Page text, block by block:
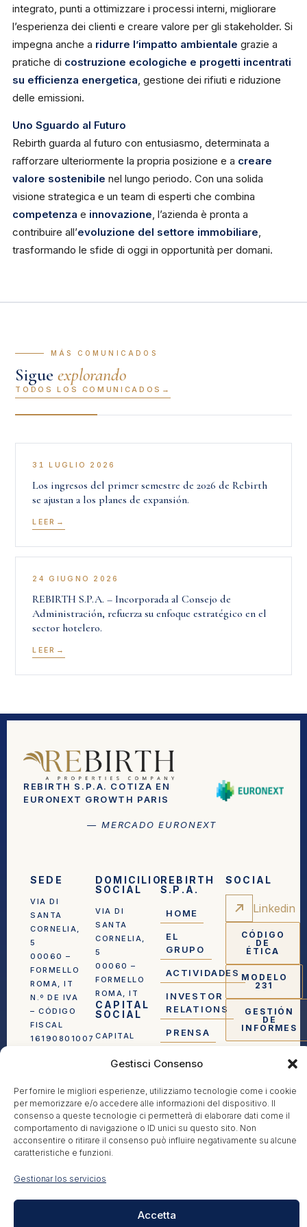
Gestisci Consenso
Per fornire le migliori esperienze, utilizziamo tecnologie come i cookie
per memorizzare e/o accedere alle informazioni del dispositivo. Il
consenso a queste tecnologie ci permetterà di elaborare dati come il
comportamento di navigazione o ID unici su questo sito. Non
acconsentire o ritirare il consenso può influire negativamente su alcune
caratteristiche e funzioni.
Gestionar los servicios
Accetta
integrato, punti a ottimizzare i processi interni, migliorare
l’esperienza dei clienti e creare valore per gli stakeholder. Si
impegna anche a ridurre l’impatto ambientale grazie a
pratiche di costruzione ecologiche e progetti incentrati
su efficienza energetica, gestione dei rifiuti e riduzione
delle emissioni.
Uno Sguardo al Futuro
Rebirth guarda al futuro con entusiasmo, determinata a
rafforzare ulteriormente la propria posizione e a creare
valore sostenibile nel lungo periodo. Con una solida
visione strategica e un team di esperti che combina
competenza e innovazione, l’azienda è pronta a
contribuire all’evoluzione del settore immobiliare,
trasformando le sfide di oggi in opportunità per domani.
— MÁS COMUNICADOS
Sigueexplorando
TODOS LOS COMUNICADOS
31 LUGLIO 2026
Los ingresos del primer semestre de 2026 de Rebirth
se ajustan a los planes de expansión.
LEER
24 GIUGNO 2026
REBIRTH S.P.A. – Incorporada al Consejo de
Administración, refuerza su enfoque estratégico en el
sector hotelero.
LEER
REBIRTH S.P.A. COTIZA EN
EURONEXT GROWTH PARIS
— MERCADO EURONEXT
SEDE
VIA DI
SANTA
CORNELIA,
5
00060 –
FORMELLO
ROMA, IT
N.º DE IVA
– CÓDIGO
FISCAL
16190801007
INSCRITA
EN EL
REGISTRO
MERCANTIL
DE ROMA
DOMICILIO
SOCIAL
VIA DI
SANTA
CORNELIA,
5
00060 –
FORMELLO
ROMA, IT
CAPITAL
SOCIAL
CAPITAL
23.651.034,00
TOTALMENTE
DESEMBOLSADO
REBIRTH
S.P.A.
HOME
EL
GRUPO
ACTIVIDADES
INVESTOR
RELATIONS
PRENSA
SOCIAL
Linkedin
CÓDIGO
DE
ÉTICA
MODELO
231
GESTIÓN
DE
INFORMES
AMMINISTRAZIONE@RE-
+39
PRIVACY